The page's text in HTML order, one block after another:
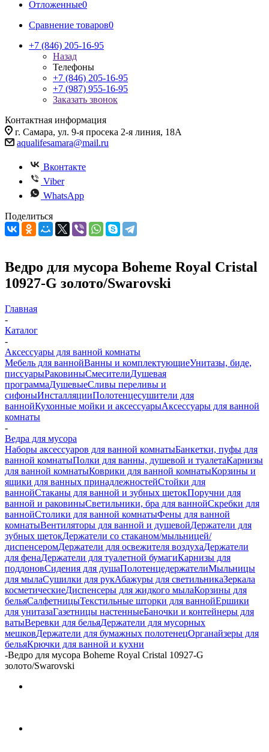
Отложенные0
Сравнение товаров0
+7 (846) 205-16-95
Назад
Телефоны
+7 (846) 205-16-95
+7 (987) 955-16-95
Заказать звонок
Контактная информация
г. Самара, ул. 9-я просека 2-я линия, 18А
aqualifesamara@mail.ru
Вконтакте
Viber
WhatsApp
Поделиться
Ведро для мусора Boheme Royal Cristal
10927-G золото/Swarovski
Главная
-
Каталог
-
Аксессуары для ванной комнаты
Мебель для ваннойВанны и комплектующиеУнитазы, биде,
писсуарыРаковиныСмесителиДушевая
программаДушевыеСливы переливы и
сифоныИнсталляцииПолотенцесушители для
ваннойКухонные мойки и аксессуарыАксессуары для ванной
комнаты
-
Ведра для мусора
Наборы аксессуаров для ванной комнатыБанкетки, пуфы для
ванной комнатыПолки для ванны, душевой и туалетаКарнизы
для ванной комнатыКоврики для ванной комнатыКорзины и
ящики для ванных принадлежностейСтойки для
ваннойСтаканы для ванной и зубных щетокПоручни для
ванной и раковиныСветильники, бра для ваннойСкребки для
ваннойСтолики для ванной комнатыФены для ванной
комнатыВентиляторы для ванной и душевойДержатели для
зубных щетокДержатели со стаканом/мыльницей/
диспенсеромДержатели для освежителя воздухаДержатели
для фенаДержатели для туалетной бумагиКарнизы для
поддоновСидения для душаПолотенцедержателиМыльницы
для мылаСушилки для рукАбажуры для светильникаЗеркала
косметическиеДиспенсеры для жидкого мылаКорзины для
бельяСалфетницыТекстильные шторки для ваннойЕршики
для унитазаГазетницы настенныеБаночки и контейнеры для
ватыВеревки для бельяДержатели для мусорных
мешковДержатели для бумажных полотенецОрганайзеры для
бельяКрючки для ванной и кухни
-Ведро для мусора Boheme Royal Cristal 10927-G
золото/Swarovski